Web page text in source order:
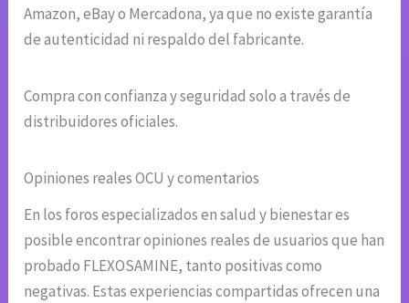
Amazon, eBay o Mercadona, ya que no existe garantía
de autenticidad ni respaldo del fabricante.
Compra con confianza y seguridad solo a través de
distribuidores oficiales.
Opiniones reales OCU y comentarios
En los foros especializados en salud y bienestar es
posible encontrar opiniones reales de usuarios que han
probado FLEXOSAMINE, tanto positivas como
negativas. Estas experiencias compartidas ofrecen una